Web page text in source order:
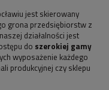
jest skierowany
grona przedsiębiorstw z
działalności jest
do szerokiej gamy
wyposażenie każdego
produkcyjnej czy sklepu